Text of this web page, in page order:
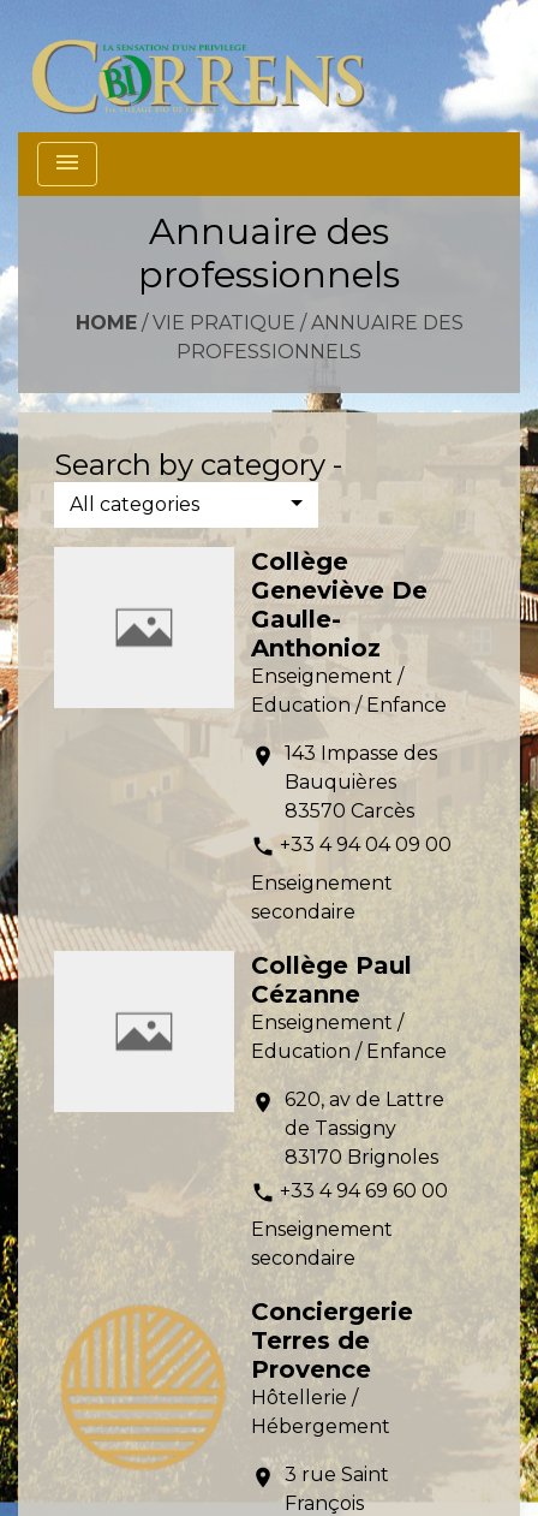
menu
Annuaire des
professionnels
HOME/VIE PRATIQUE /ANNUAIRE DES
PROFESSIONNELS
Search by category -
All categories
Collège
Geneviève De
Gaulle-
Anthonioz
Enseignement /
Education / Enfance
location_on 143 Impasse des
Bauquières
83570 Carcès
phone +33 4 94 04 09 00
Enseignement
secondaire
Collège Paul
Cézanne
Enseignement /
Education / Enfance
location_on
620, av de Lattre
de Tassigny
83170 Brignoles
phone +33 4 94 69 60 00
Enseignement
secondaire
Conciergerie
Terres de
Provence
Hôtellerie /
Hébergement
location_on 3 rue Saint
François